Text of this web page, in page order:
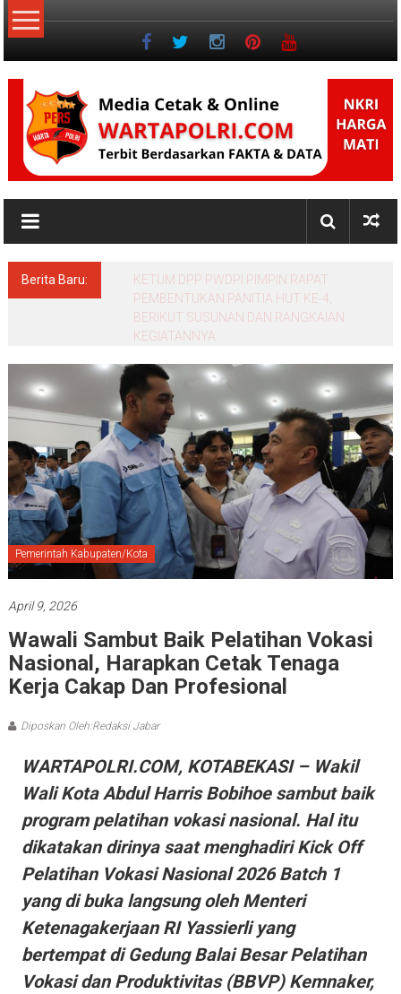
Lompat
ke
NKRI
Jurnalisme
Berita Baru:
KETUM DPP PWDPI PIMPIN RAPAT
PEMBENTUKAN PANITIA HUT KE-4,
BERIKUT SUSUNAN DAN RANGKAIAN
KEGIATANNYA
Pemerintah Kabupaten/Kota
April 9, 2026
Wawali Sambut Baik Pelatihan Vokasi
Nasional, Harapkan Cetak Tenaga
Kerja Cakap Dan Profesional
Diposkan Oleh:Redaksi Jabar
WARTAPOLRI.COM, KOTABEKASI – Wakil
Wali Kota Abdul Harris Bobihoe sambut baik
program pelatihan vokasi nasional. Hal itu
dikatakan dirinya saat menghadiri Kick Off
Pelatihan Vokasi Nasional 2026 Batch 1
yang di buka langsung oleh Menteri
Ketenagakerjaan RI Yassierli yang
bertempat di Gedung Balai Besar Pelatihan
Vokasi dan Produktivitas (BBVP) Kemnaker,